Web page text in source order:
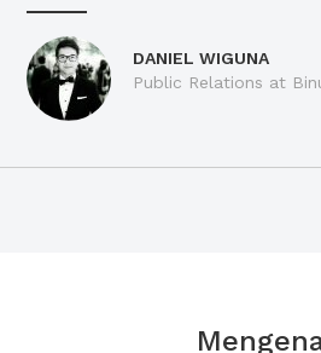
DANIEL WIGUNA
Public Relations at